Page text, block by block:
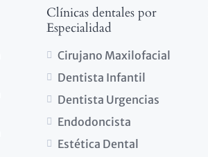
Clínicas dentales por
Especialidad
Cirujano Maxilofacial
Dentista Infantil
Dentista Urgencias
Endodoncista
Estética Dental